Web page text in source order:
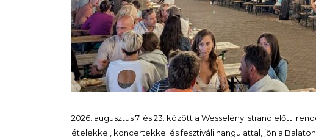
2026. augusztus 7. és 23. között a Wesselényi strand előtti
ételekkel, koncertekkel és fesztiváli hangulattal, jön a